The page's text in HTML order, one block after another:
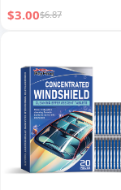
$3.00$6.87